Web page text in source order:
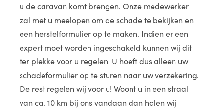
u de caravan komt brengen. Onze medewerker
zal met u meelopen om de schade te bekijken en
een herstelformulier op te maken. Indien er een
expert moet worden ingeschakeld kunnen wij dit
ter plekke voor u regelen. U hoeft dus alleen uw
schadeformulier op te sturen naar uw verzekering.
De rest regelen wij voor u! Woont u in een straal
van ca. 10 km bij ons vandaan dan halen wij